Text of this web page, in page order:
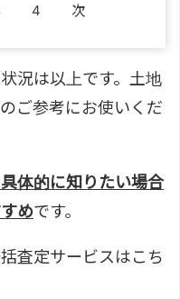
4 次
況は以上です。土地
ご参考にお使いくだ
体的に知りたい場合
めです。
査定サービスはこち